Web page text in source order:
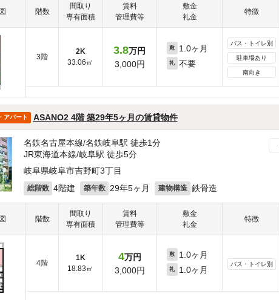
階数
間取り
専有面積
賃料
管理費等
敷金
礼金
特徴
3階
2K
33.06㎡
3.8万円
3,000円
敷 1.0ヶ月
礼 不要
バス・トイレ別
駐車場あり
南向き
アパート ASANO2 4階 築29年5ヶ月の賃貸物件
名鉄名古屋本線/名鉄岐阜駅 徒歩1分
JR東海道本線/岐阜駅 徒歩5分
岐阜県岐阜市吉野町3丁目
総階数 4階建 築年数 29年5ヶ月 建物構造 鉄骨造
階数
間取り
専有面積
賃料
管理費等
敷金
礼金
特徴
4階
1K
18.83㎡
4万円
3,000円
敷 1.0ヶ月
礼 1.0ヶ月
バス・トイレ別